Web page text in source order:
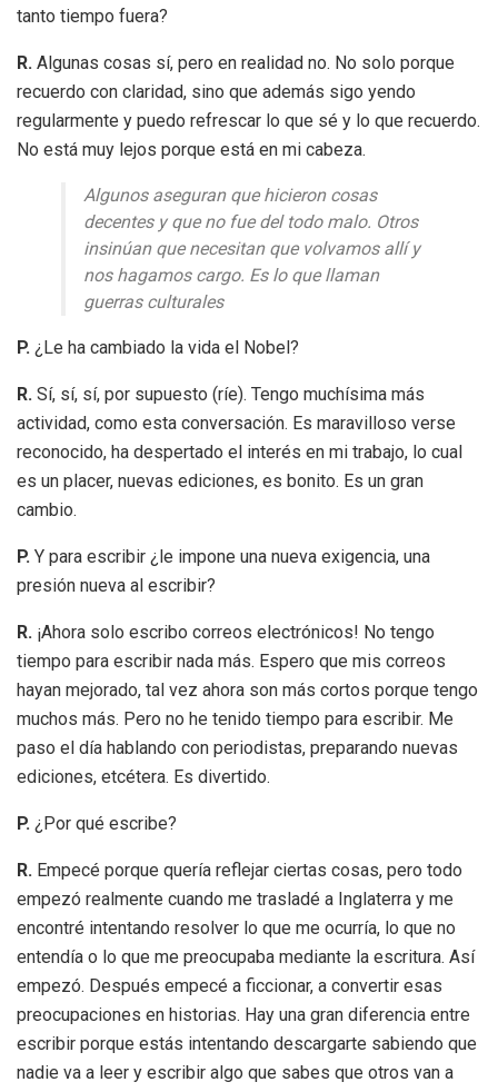
tanto tiempo fuera?
R. Algunas cosas sí, pero en realidad no. No solo porque
recuerdo con claridad, sino que además sigo yendo
regularmente y puedo refrescar lo que sé y lo que recuerdo.
No está muy lejos porque está en mi cabeza.
Algunos aseguran que hicieron cosas
decentes y que no fue del todo malo. Otros
insinúan que necesitan que volvamos allí y
nos hagamos cargo. Es lo que llaman
guerras culturales
P. ¿Le ha cambiado la vida el Nobel?
R. Sí, sí, sí, por supuesto (ríe). Tengo muchísima más
actividad, como esta conversación. Es maravilloso verse
reconocido, ha despertado el interés en mi trabajo, lo cual
es un placer, nuevas ediciones, es bonito. Es un gran
cambio.
P. Y para escribir ¿le impone una nueva exigencia, una
presión nueva al escribir?
R. ¡Ahora solo escribo correos electrónicos! No tengo
tiempo para escribir nada más. Espero que mis correos
hayan mejorado, tal vez ahora son más cortos porque tengo
muchos más. Pero no he tenido tiempo para escribir. Me
paso el día hablando con periodistas, preparando nuevas
ediciones, etcétera. Es divertido.
P. ¿Por qué escribe?
R. Empecé porque quería reflejar ciertas cosas, pero todo
empezó realmente cuando me trasladé a Inglaterra y me
encontré intentando resolver lo que me ocurría, lo que no
entendía o lo que me preocupaba mediante la escritura. Así
empezó. Después empecé a ficcionar, a convertir esas
preocupaciones en historias. Hay una gran diferencia entre
escribir porque estás intentando descargarte sabiendo que
nadie va a leer y escribir algo que sabes que otros van a